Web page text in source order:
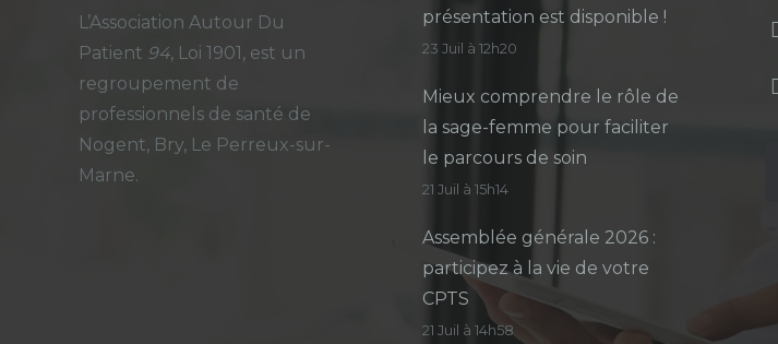
L’Association Autour Du
Patient 94, Loi 1901, est un
regroupement de
professionnels de santé de
Nogent, Bry, Le Perreux-sur-
Marne.
présentation est disponible !
23 Juil à 12h20
Mieux comprendre le rôle de
la sage-femme pour faciliter
le parcours de soin
21 Juil à 15h14
Assemblée générale 2026 :
participez à la vie de votre
CPTS
21 Juil à 14h58